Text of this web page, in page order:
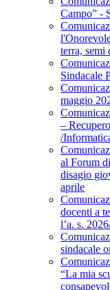
Campo” -
terra, semi
Sindacale
maggio
–
/
al Forum
disagio
aprile
docenti a
l’a. s.
sindacale
“La mia